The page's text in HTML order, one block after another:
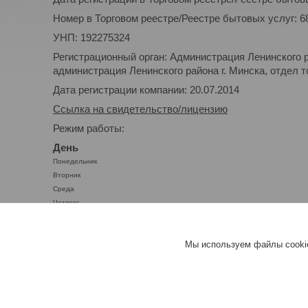
Номер в Торговом реестре/Реестре бытовых услуг:
УНП: 192275324
Регистрационный орган: Администрация
администрация Ленинского района г. Минска, отдел
Дата регистрации компании: 20.07.2014
Ссылка на свидетельство/лицензию
Режим работы:
День
Понедельник
Вторник
Среда
Четверг
Мы используем файлы